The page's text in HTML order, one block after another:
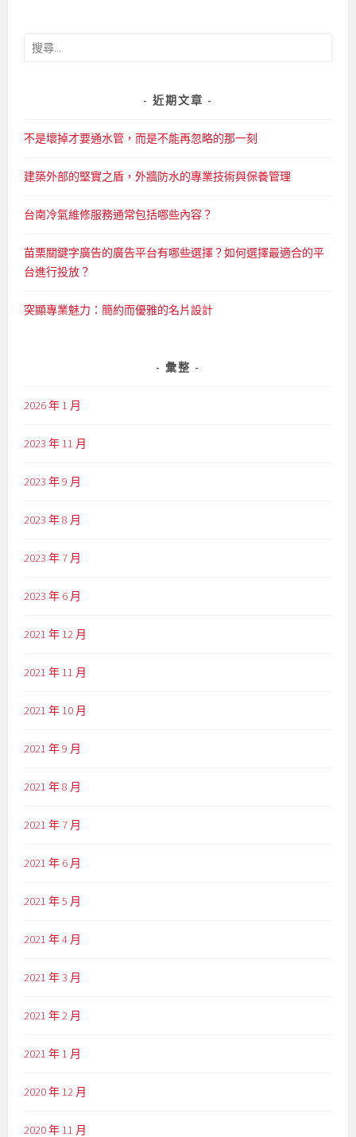
搜
近期文章
不是壞掉才要通水管，而是不能再忽略的那一刻
建築外部的堅實之盾，外牆防水的專業技術與保養管理
台南冷氣維修服務通常包括哪些內容？
苗栗關鍵字廣告的廣告平台有哪些選擇？如何選擇最適合的平
台進行投放？
突顯專業魅力：簡約而優雅的名片設計
彙整
2026 年 1 月
2023 年 11 月
2023 年 9 月
2023 年 8 月
2023 年 7 月
2023 年 6 月
2021 年 12 月
2021 年 11 月
2021 年 10 月
2021 年 9 月
2021 年 8 月
2021 年 7 月
2021 年 6 月
2021 年 5 月
2021 年 4 月
2021 年 3 月
2021 年 2 月
2021 年 1 月
2020 年 12 月
2020 年 11 月